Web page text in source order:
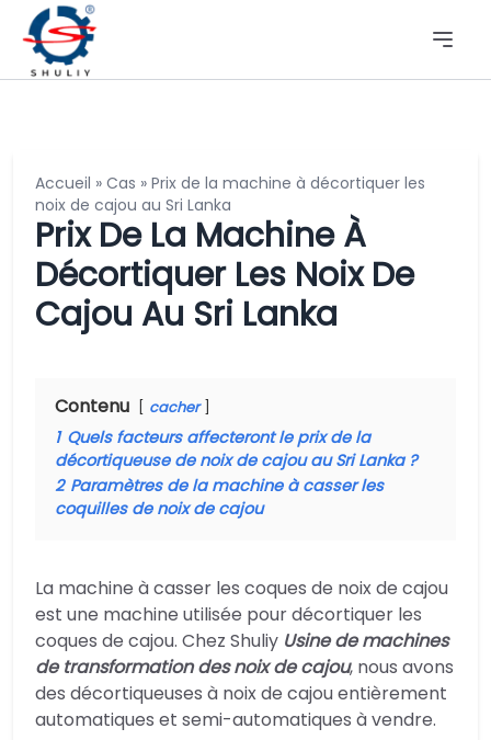
Accueil » Cas » Prix de la machine à décortiquer les
noix de cajou au Sri Lanka
Prix ​​de La Machine À
Décortiquer Les Noix De
Cajou Au Sri Lanka
Contenu cacher
1 Quels facteurs affecteront le prix de la
décortiqueuse de noix de cajou au Sri Lanka ?
2 Paramètres de la machine à casser les
coquilles de noix de cajou
La machine à casser les coques de noix de cajou
est une machine utilisée pour décortiquer les
coques de cajou. Chez Shuliy Usine de machines
de transformation des noix de cajou, nous avons
des décortiqueuses à noix de cajou entièrement
automatiques et semi-automatiques à vendre.